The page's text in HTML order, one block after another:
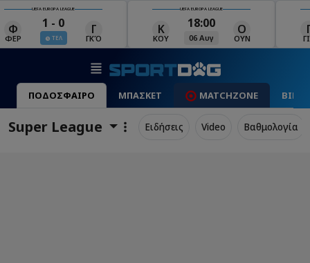
UEFA EUROPA LEAGUE
Κ 18:00
06 Αυγ ΟΥΝ
UEFA EUROPA LEAGUE
ΓΙΑ
19:00
06 Αυγ
Ρ
ΡΈΙ ΜΑΚ
ΠΟΔΟΣΦΑΙΡΟ ΜΠΑΣΚΕΤ MATCHZONE
Super League Ειδήσεις Video Βαθμολογία